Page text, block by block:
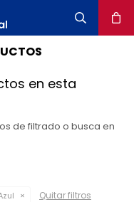
en esta
de filtrado o busca en
Quitar filtros